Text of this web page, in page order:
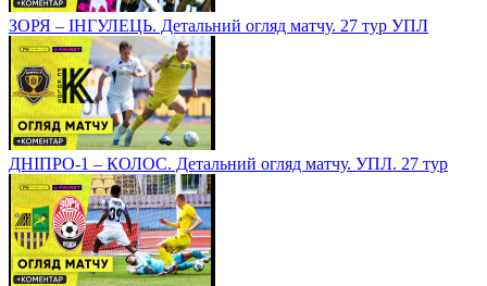
ЗОРЯ – ІНГУЛЕЦЬ. Детальний огляд матчу. 27 тур УПЛ
ДНІПРО-1 – КОЛОС. Детальний огляд матчу. УПЛ. 27 тур